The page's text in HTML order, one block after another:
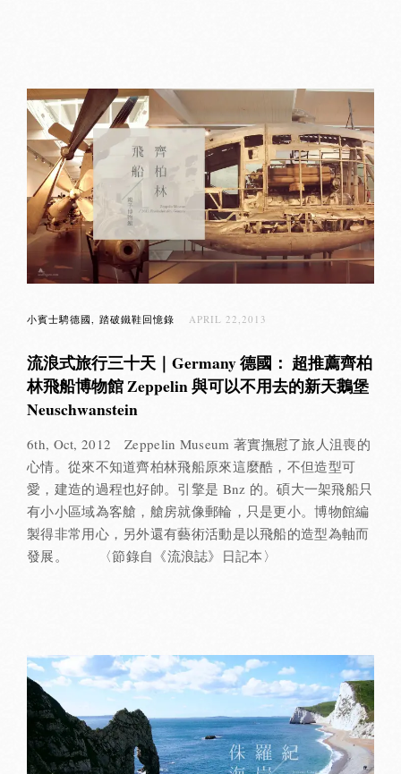
小賓士騁德國 踏破鐵鞋回憶錄 APRIL 22,2013
流浪式旅行三十天｜Germany 德國： 超推薦齊柏
林飛船博物館 Zeppelin 與可以不用去的新天鵝堡
Neuschwanstein
6th, Oct, 2012 Zeppelin Museum 著實撫慰了旅人沮喪的
心情。從來不知道齊柏林飛船原來這麼酷，不但造型可
愛，建造的過程也好帥。引擎是 Bnz 的。碩大一架飛船只
有小小區域為客艙，艙房就像郵輪，只是更小。博物館編
製得非常用心，另外還有藝術活動是以飛船的造型為軸而
發展。 〈節錄自《流浪誌》日記本〉